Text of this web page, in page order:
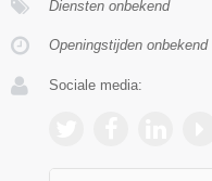
Diensten onbekend
Openingstijden onbekend
Sociale media: